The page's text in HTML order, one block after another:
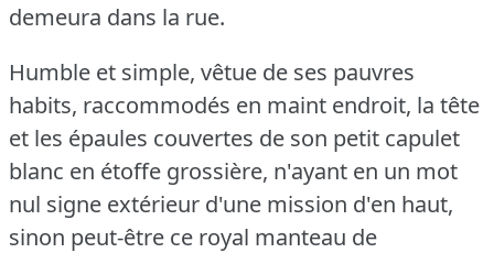
demeura dans la rue.
Humble et simple, vêtue de ses pauvres
habits, raccommodés en maint endroit, la tête
et les épaules couvertes de son petit capulet
blanc en étoffe grossière, n'ayant en un mot
nul signe extérieur d'une mission d'en haut,
sinon peut-être ce royal manteau de